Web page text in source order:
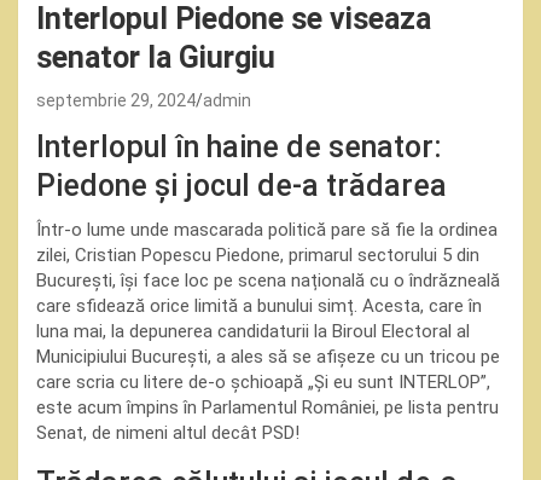
Interlopul Piedone se viseaza
senator la Giurgiu
septembrie 29, 2024 admin
Interlopul în haine de senator:
Piedone și jocul de-a trădarea
Într-o lume unde mascarada politică pare să fie la ordinea
zilei, Cristian Popescu Piedone, primarul sectorului 5 din
București, își face loc pe scena națională cu o îndrăzneală
care sfidează orice limită a bunului simț. Acesta, care în
luna mai, la depunerea candidaturii la Biroul Electoral al
Municipiului București, a ales să se afișeze cu un tricou pe
care scria cu litere de-o șchioapă „Și eu sunt INTERLOP”,
este acum împins în Parlamentul României, pe lista pentru
Senat, de nimeni altul decât PSD!